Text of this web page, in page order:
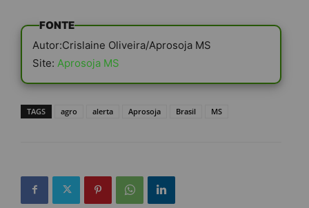
FONTE
Autor:Crislaine Oliveira/Aprosoja MS
Site: Aprosoja MS
TAGS agro alerta Aprosoja Brasil MS